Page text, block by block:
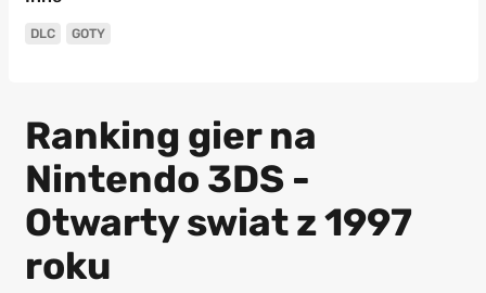
DLC GOTY
Ranking gier na
Nintendo 3DS -
Otwarty swiat z 1997
roku